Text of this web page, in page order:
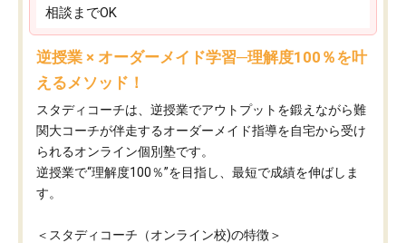
相談までOK
逆授業 × オーダーメイド学習─理解度100％を叶
えるメソッド！
スタディコーチは、逆授業でアウトプットを鍛えながら難
関大コーチが伴走するオーダーメイド指導を自宅から受け
られるオンライン個別塾です。
逆授業で“理解度100％”を目指し、最短で成績を伸ばしま
す。
＜スタディコーチ（オンライン校)の特徴＞